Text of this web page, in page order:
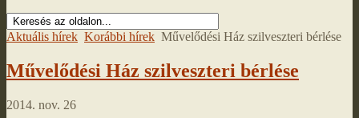
Aktuális hírek Korábbi hírek Művelődési Ház szilveszteri bérlése
Művelődési Ház szilveszteri bérlése
2014. nov. 26